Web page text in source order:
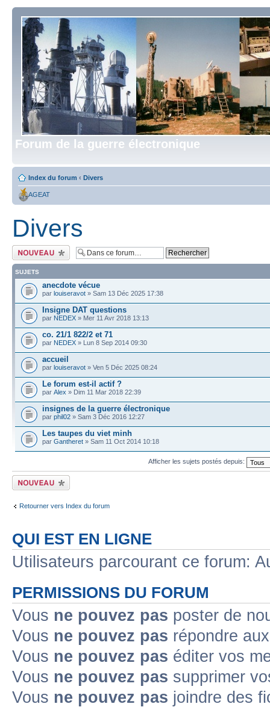
Forum de la guerre électronique
Index du forum ‹ Divers
AGEAT
Divers
Écrire un nouveau
sujet
SUJETS
anecdote vécue
par louiseravot » Sam 13 Déc 2025 17:38
Insigne DAT questions
par NEDEX » Mer 11 Avr 2018 13:13
co. 21/1 822/2 et 71
par NEDEX » Lun 8 Sep 2014 09:30
accueil
par louiseravot » Ven 5 Déc 2025 08:24
Le forum est-il actif ?
par Alex » Dim 11 Mar 2018 22:39
insignes de la guerre électronique
par phil02 » Sam 3 Déc 2016 12:27
Les taupes du viet minh
par Gantheret » Sam 11 Oct 2014 10:18
Afficher les sujets postés depuis:
Écrire un nouveau
sujet
Retourner vers Index du forum
QUI EST EN LIGNE
Utilisateurs parcourant ce forum:
PERMISSIONS DU FORUM
Vous ne pouvez pas poster de
Vous ne pouvez pas répondre
Vous ne pouvez pas éditer vos
Vous ne pouvez pas supprimer
Vous ne pouvez pas joindre des